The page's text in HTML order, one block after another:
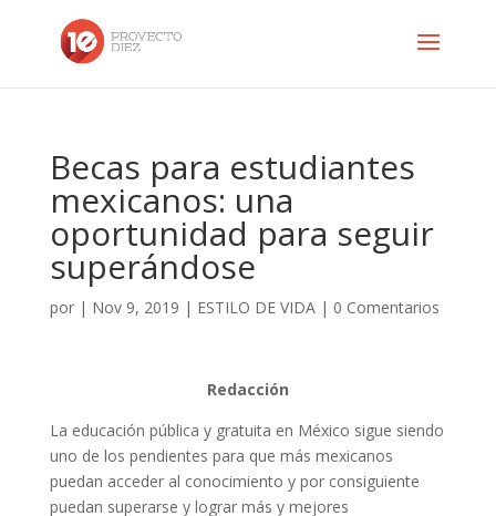
Becas para estudiantes
mexicanos: una
oportunidad para seguir
superándose
por | Nov 9, 2019 | ESTILO DE VIDA| 0 Comentarios
Redacción
La educación pública y gratuita en México sigue siendo
uno de los pendientes para que más mexicanos
puedan acceder al conocimiento y por consiguiente
puedan superarse y lograr más y mejores